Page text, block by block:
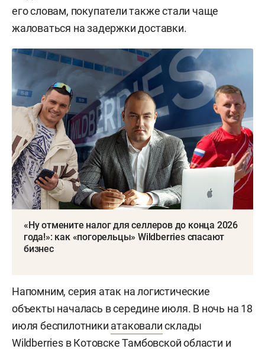
его словам, покупатели также стали чаще
жаловаться на задержки доставки.
«Ну отмените налог для селлеров до конца 2026
года!»: как «погорельцы» Wildberries спасают
бизнес
Напомним, серия атак на логистические
объекты началась в середине июля. В ночь на 18
июля беспилотники атаковалисклады
Wildberries в Котовске Тамбовской области и